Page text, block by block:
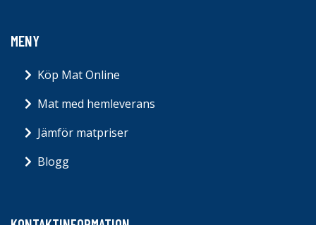
MENY
Köp Mat Online
Mat med hemleverans
Jämför matpriser
Blogg